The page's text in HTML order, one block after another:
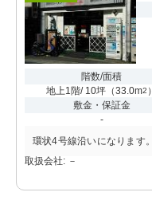
階数/面積
地上1階/ 10坪 （33.0m2 ）
敷金・保証金
-
環状4号線沿いになります。
取扱会社: －